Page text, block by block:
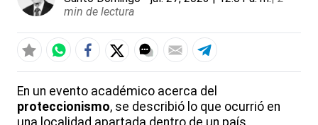
min de lectura
En un evento académico acerca del
proteccionismo, se describió lo que ocurrió en